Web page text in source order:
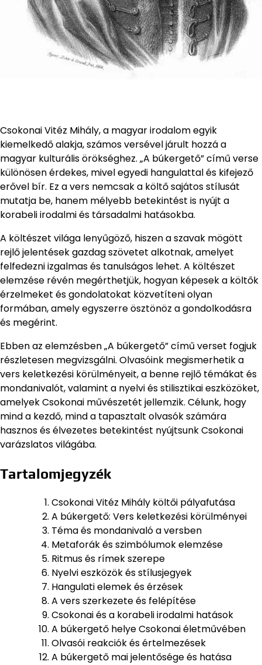
Csokonai Vitéz Mihály, a magyar irodalom egyik
kiemelkedő alakja, számos versével járult hozzá a
magyar kulturális örökséghez. „A búkergető” című verse
különösen érdekes, mivel egyedi hangulattal és kifejező
erővel bír. Ez a vers nemcsak a költő sajátos stílusát
mutatja be, hanem mélyebb betekintést is nyújt a
korabeli irodalmi és társadalmi hatásokba.
A költészet világa lenyűgöző, hiszen a szavak mögött
rejlő jelentések gazdag szövetet alkotnak, amelyet
felfedezni izgalmas és tanulságos lehet. A költészet
elemzése révén megérthetjük, hogyan képesek a költők
érzelmeket és gondolatokat közvetíteni olyan
formában, amely egyszerre ösztönöz a gondolkodásra
és megérint.
Ebben az elemzésben „A búkergető” című verset fogjuk
részletesen megvizsgálni. Olvasóink megismerhetik a
vers keletkezési körülményeit, a benne rejlő témákat és
mondanivalót, valamint a nyelvi és stilisztikai eszközöket,
amelyek Csokonai művészetét jellemzik. Célunk, hogy
mind a kezdő, mind a tapasztalt olvasók számára
hasznos és élvezetes betekintést nyújtsunk Csokonai
varázslatos világába.
Tartalomjegyzék
Csokonai Vitéz Mihály költői pályafutása
A búkergető: Vers keletkezési körülményei
Téma és mondanivaló a versben
Metaforák és szimbólumok elemzése
Ritmus és rímek szerepe
Nyelvi eszközök és stílusjegyek
Hangulati elemek és érzések
A vers szerkezete és felépítése
Csokonai és a korabeli irodalmi hatások
A búkergető helye Csokonai életművében
Olvasói reakciók és értelmezések
A búkergető mai jelentősége és hatása